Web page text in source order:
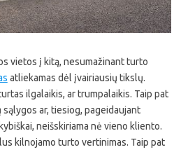
vietos į kitą, nesumažinant turto
atliekamas dėl įvairiausių tikslų.
ilgalaikis, ar trumpalaikis. Taip pat
ar, tiesiog, pageidaujant
neišskiriama nė vieno kliento.
kilnojamo turto vertinimas. Taip pat